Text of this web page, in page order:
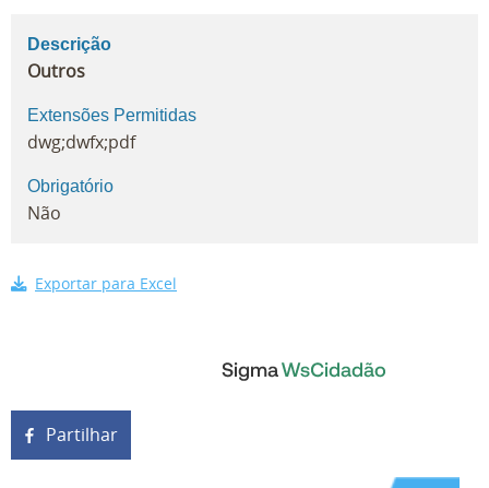
Descrição
Outros
Extensões Permitidas
dwg;dwfx;pdf
Obrigatório
Não
Exportar para Excel
Partilhar